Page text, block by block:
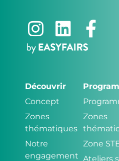
Découvrir
Concept
Zones
thématiques
Notre
engagement
Zones
Zone
Ateliers